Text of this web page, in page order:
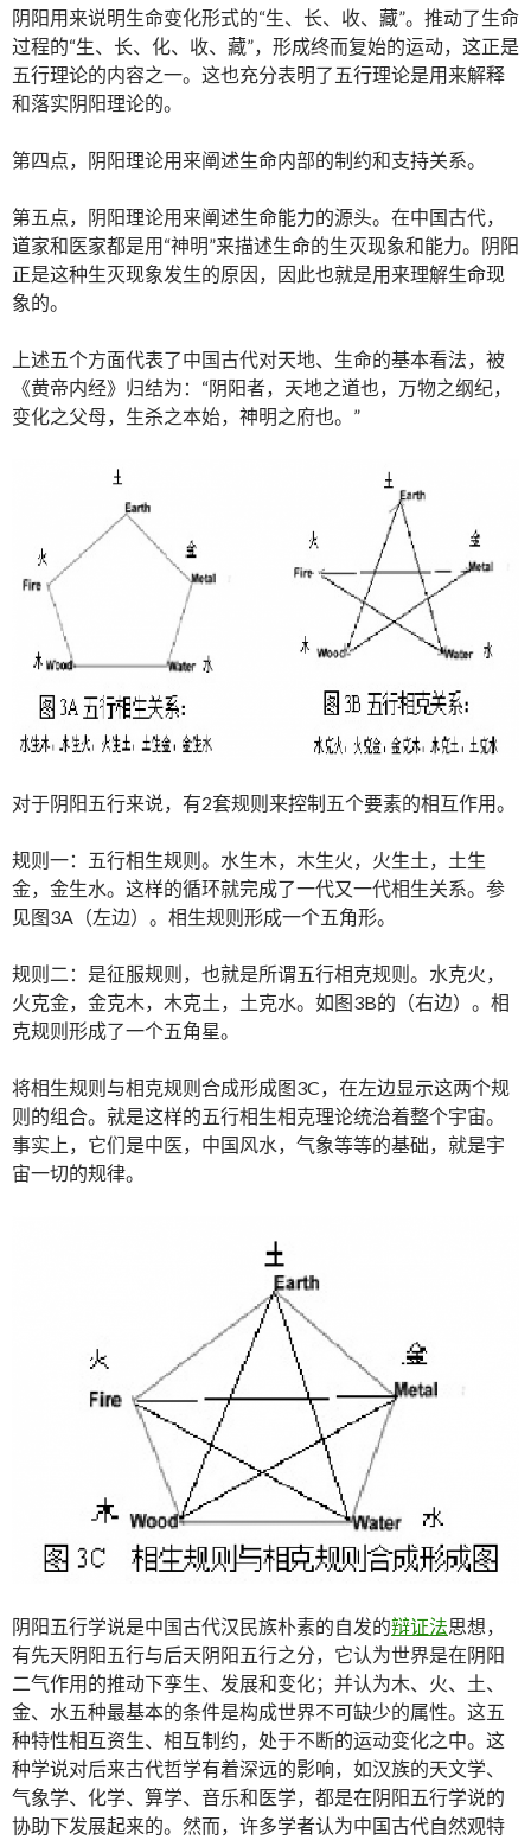
阴阳用来说明生命变化形式的“生、长、收、藏”。推动了生命
过程的“生、长、化、收、藏”，形成终而复始的运动，这正是
五行理论的内容之一。这也充分表明了五行理论是用来解释
和落实阴阳理论的。
第四点，阴阳理论用来阐述生命内部的制约和支持关系。
第五点，阴阳理论用来阐述生命能力的源头。在中国古代，
道家和医家都是用“神明”来描述生命的生灭现象和能力。阴阳
正是这种生灭现象发生的原因，因此也就是用来理解生命现
象的。
上述五个方面代表了中国古代对天地、生命的基本看法，被
《黄帝内经》归结为：“阴阳者，天地之道也，万物之纲纪，
变化之父母，生杀之本始，神明之府也。”
对于阴阳五行来说，有2套规则来控制五个要素的相互作用。
规则一：五行相生规则。水生木，木生火，火生土，土生
金，金生水。这样的循环就完成了一代又一代相生关系。参
见图3A（左边）。相生规则形成一个五角形。
规则二：是征服规则，也就是所谓五行相克规则。水克火，
火克金，金克木，木克土，土克水。如图3B的（右边）。相
克规则形成了一个五角星。
将相生规则与相克规则合成形成图3C，在左边显示这两个规
则的组合。就是这样的五行相生相克理论统治着整个宇宙。
事实上，它们是中医，中国风水，气象等等的基础，就是宇
宙一切的规律。
阴阳五行学说是中国古代汉民族朴素的自发的辩证法思想，
有先天阴阳五行与后天阴阳五行之分，它认为世界是在阴阳
二气作用的推动下孪生、发展和变化；并认为木、火、土、
金、水五种最基本的条件是构成世界不可缺少的属性。这五
种特性相互资生、相互制约，处于不断的运动变化之中。这
种学说对后来古代哲学有着深远的影响，如汉族的天文学、
气象学、化学、算学、音乐和医学，都是在阴阳五行学说的
协助下发展起来的。然而，许多学者认为中国古代自然观特